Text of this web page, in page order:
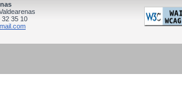
32 35 10